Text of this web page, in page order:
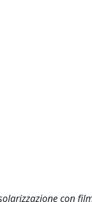
solarizzazione con